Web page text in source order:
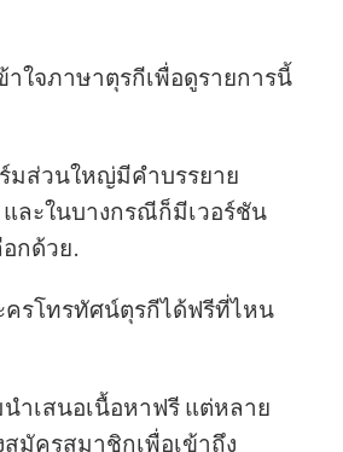
าใจภาษาตุรกีเพื่อดูรายการนี้
มส่วนใหญ่มีคำบรรยาย
ละในบางกรณีก็มีเวอร์ชัน
กด้วย.
รโทรทัศน์ตุรกีได้ฟรีที่ไหน
ำเสนอเนื้อหาฟรี แต่หลาย
มัครสมาชิกเพื่อเข้าถึง